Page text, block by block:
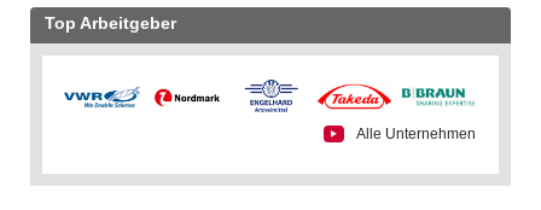
Top Arbeitgeber
Alle Unternehmen